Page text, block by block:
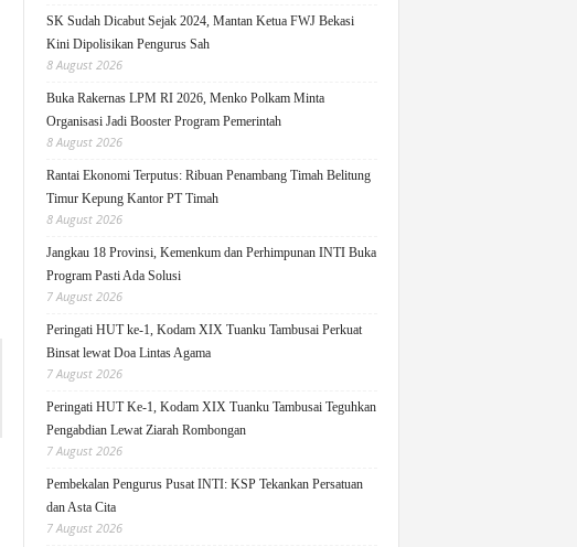
SK Sudah Dicabut Sejak 2024, Mantan Ketua FWJ Bekasi
Kini Dipolisikan Pengurus Sah
8 August 2026
Buka Rakernas LPM RI 2026, Menko Polkam Minta
Organisasi Jadi Booster Program Pemerintah
8 August 2026
Rantai Ekonomi Terputus: Ribuan Penambang Timah Belitung
Timur Kepung Kantor PT Timah
8 August 2026
Jangkau 18 Provinsi, Kemenkum dan Perhimpunan INTI Buka
Program Pasti Ada Solusi
7 August 2026
Peringati HUT ke-1, Kodam XIX Tuanku Tambusai Perkuat
Binsat lewat Doa Lintas Agama
7 August 2026
Peringati HUT Ke-1, Kodam XIX Tuanku Tambusai Teguhkan
Pengabdian Lewat Ziarah Rombongan
7 August 2026
Pembekalan Pengurus Pusat INTI: KSP Tekankan Persatuan
dan Asta Cita
7 August 2026